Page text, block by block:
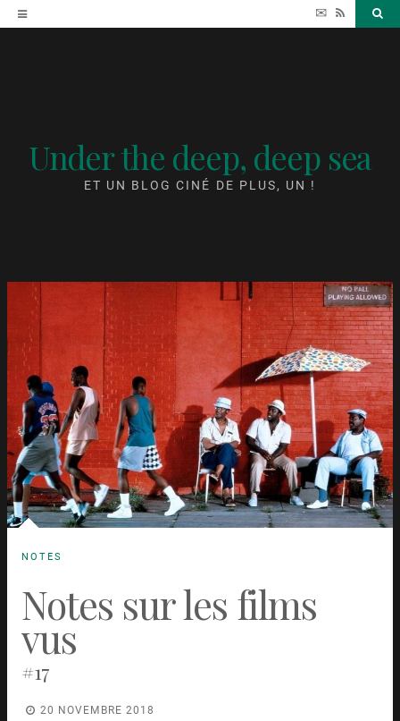
Accéder
au
✉ RSS
Under the deep, deep sea
ET UN BLOG CINÉ DE PLUS, UN !
NOTES
Notes sur les films
vus
#17
20 NOVEMBRE 2018